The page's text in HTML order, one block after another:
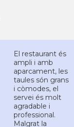
El restaurant és
ampli i amb
aparcament, les
taules són grans
i còmodes, el
servei és molt
agradable i
professional.
Malgrat la